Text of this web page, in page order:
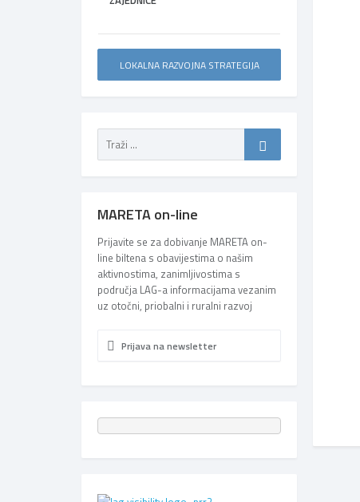
LOKALNA RAZVOJNA STRATEGIJA
MARETA on-line
Prijavite se za dobivanje MARETA on-
line biltena s obavijestima o našim
aktivnostima, zanimljivostima s
područja LAG-a informacijama vezanim
uz otočni, priobalni i ruralni razvoj
Prijava na newsletter